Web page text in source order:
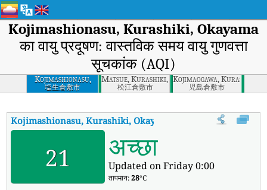
Kojimashionasu, Kurashiki, Okayama
का वायु प्रदूषण: वास्तविक समय वायु गुणवत्ता
सूचकांक (AQI)
Kojimashionasu,
Kurashiki, Okayama
塩生倉敷市
Matsue, Kurashiki, Okayama
松江倉敷市
Kojimaogawa, Kurashiki,
児島倉敷市
Kojimashionasu, Kurashiki, Okayama Kojimashionasu,
21 अच्छा
Updated on Friday 0:00
तापमान:28°C